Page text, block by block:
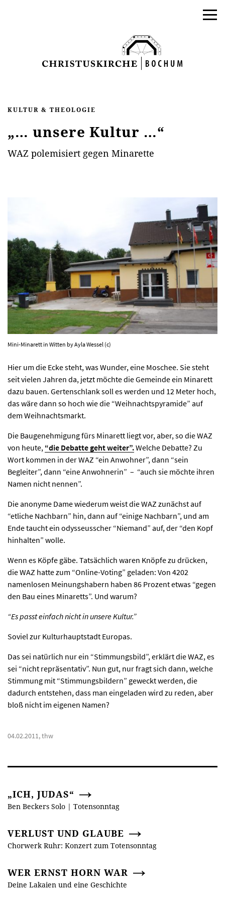
AKTUELLES
PROGRAMM
KIRCHE DER KULTUREN
FOTOS
KONTAKT
Facebook Newsletter
Ticktes kaufen
Kontakt
KULTUR & THEOLOGIE
„… unsere Kultur …“
WAZ polemisiert gegen Minarette
Mini-Minarett in Witten by Ayla Wessel (c)
Hier um die Ecke steht, was Wunder, eine Moschee. Sie steht
seit vielen Jahren da, jetzt möchte die Gemeinde ein Minarett
dazu bauen. Gertenschlank soll es werden und 12 Meter hoch,
das wäre dann so hoch wie die “Weihnachtspyramide” auf
dem Weihnachtsmarkt.
Die Baugenehmigung fürs Minarett liegt vor, aber, so die WAZ
von heute, “die Debatte geht weiter”.Welche Debatte? Zu
Wort kommen in der WAZ “ein Anwohner”, dann “sein
Begleiter”, dann “eine Anwohnerin” – “auch sie möchte ihren
Namen nicht nennen”.
Die anonyme Dame wiederum weist die WAZ zunächst auf
“etliche Nachbarn” hin, dann auf “einige Nachbarn”, und am
Ende taucht ein odysseusscher “Niemand” auf, der “den Kopf
hinhalten” wolle.
Wenn es Köpfe gäbe. Tatsächlich waren Knöpfe zu drücken,
die WAZ hatte zum “Online-Voting” geladen: Von 4202
namenlosen Meinungshabern haben 86 Prozent etwas “gegen
den Bau eines Minaretts”. Und warum?
“Es passt einfach nicht in unsere Kultur.”
Soviel zur Kulturhauptstadt Europas.
Das sei natürlich nur ein “Stimmungsbild”, erklärt die WAZ, es
sei “nicht repräsentativ”. Nun gut, nur fragt sich dann, welche
Stimmung mit “Stimmungsbildern” geweckt werden, die
dadurch entstehen, dass man eingeladen wird zu reden, aber
bloß nicht im eigenen Namen?
04.02.2011, thw
„ICH, JUDAS“
Ben Beckers Solo | Totensonntag
VERLUST UND GLAUBE
Chorwerk Ruhr: Konzert zum Totensonntag
WER ERNST HORN WAR
Deine Lakaien und eine Geschichte